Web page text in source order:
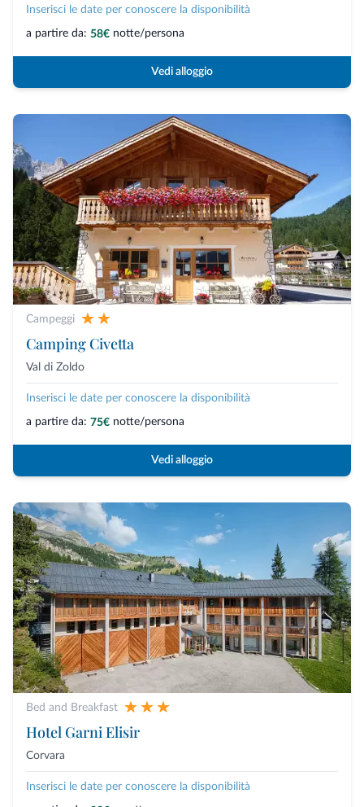
Inserisci le date per conoscere la disponibilità
a partire da: 58€ notte/persona
Vedi alloggio
Campeggi
Camping Civetta
Val di Zoldo
Inserisci le date per conoscere la disponibilità
a partire da: 75€ notte/persona
Vedi alloggio
Bed and Breakfast
Hotel Garni Elisir
Corvara
Inserisci le date per conoscere la disponibilità